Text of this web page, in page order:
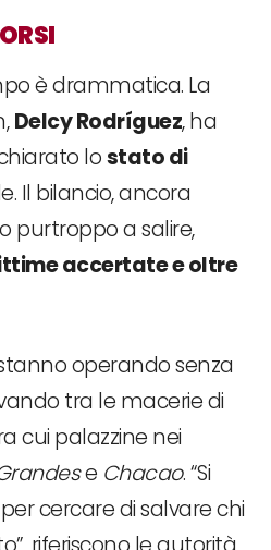
è drammatica. La
Delcy Rodríguez, ha
lostato di
Il bilancio, ancora
purtroppo a salire,
accertate e oltre
operando senza
tra le macerie di
cui palazzine nei
e Chacao. “Si
cercare di salvare chi